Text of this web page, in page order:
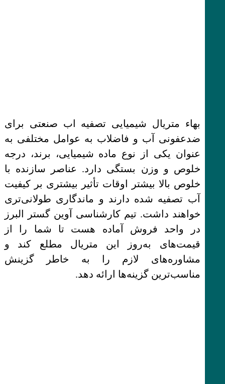
بهاء متریال شیمیایی تصفیه اب صنعتی برای
ضدعفونی آب و فاضلاب به عوامل مختلفی به
عنوان یکی از نوع ماده شیمیایی، برند، درجه
خلوص و وزن بستگی دارد. عناصر سازنده با
خلوص بالا بیشتر اوقات تأثیر بیشتری بر کیفیت
آب تصفیه شده دارند و ماندگاری طولانی‌تری
خواهند داشت. تیم کارشناسی آوین گستر البرز
در واحد فروش آماده هست تا شما را از
قیمت‌های به‌روز این متریال مطلع کند و
مشاوره‌های لازم را به خاطر گزینش
مناسب‌ترین گزینه‌ها ارائه دهد.